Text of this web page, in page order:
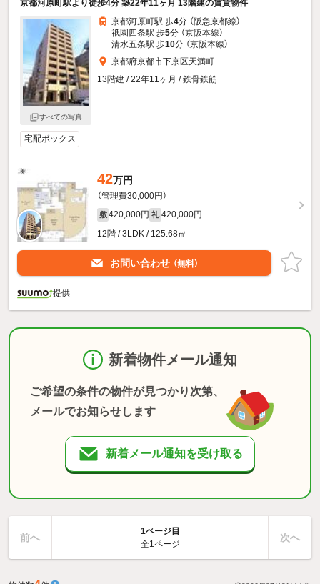
京都河原町駅より徒歩4分 築22年11ヶ月 13階建の賃貸物件
すべての写真
京都河原町駅 歩4分 （阪急京都線）
祇園四条駅 歩5分 （京阪本線）
清水五条駅 歩10分 （京阪本線）
京都府京都市下京区天満町
13階建 / 22年11ヶ月 / 鉄骨鉄筋
宅配ボックス
42万円
（管理費30,000円）
敷 420,000円 礼 420,000円
12階 / 3LDK / 125.68㎡
お問い合わせ （無料）
提供
新着物件メール通知
ご希望の条件の物件が見つかり次第、
メールでお知らせします
新着メール通知を受け取る
前へ
1ページ目
全1ページ
次へ